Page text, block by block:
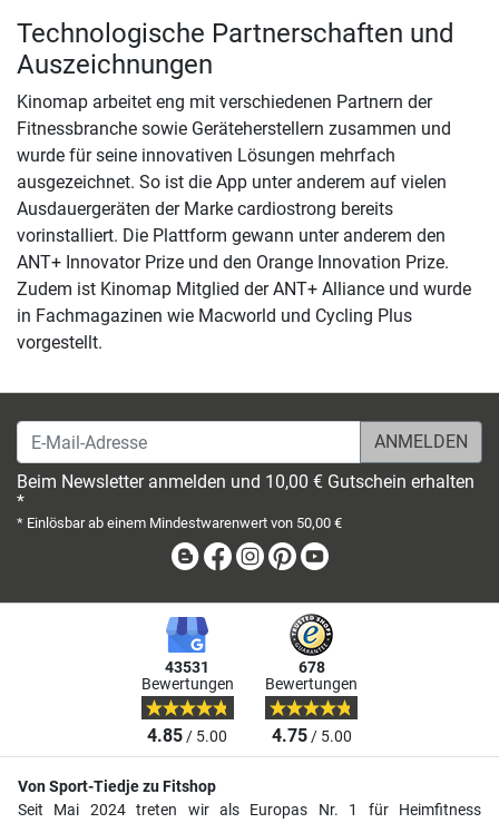
Technologische Partnerschaften und
Auszeichnungen
Kinomap arbeitet eng mit verschiedenen Partnern der
Fitnessbranche sowie Geräteherstellern zusammen und
wurde für seine innovativen Lösungen mehrfach
ausgezeichnet. So ist die App unter anderem auf vielen
Ausdauergeräten der Marke cardiostrong bereits
vorinstalliert. Die Plattform gewann unter anderem den
ANT+ Innovator Prize und den Orange Innovation Prize.
Zudem ist Kinomap Mitglied der ANT+ Alliance und wurde
in Fachmagazinen wie Macworld und Cycling Plus
vorgestellt.
E-Mail-Adresse
Beim Newsletter anmelden und 10,00 € Gutschein erhalten
*
* Einlösbar ab einem Mindestwarenwert von 50,00 €
BlogFacebook
Instagram
Pinterest
43531
Bewertungen
4.85/ 5.00
678
Bewertungen
4.75/ 5.00
Von Sport-Tiedje zu Fitshop
Seit Mai 2024 treten wir als Europas Nr. 1 für Heimfitness